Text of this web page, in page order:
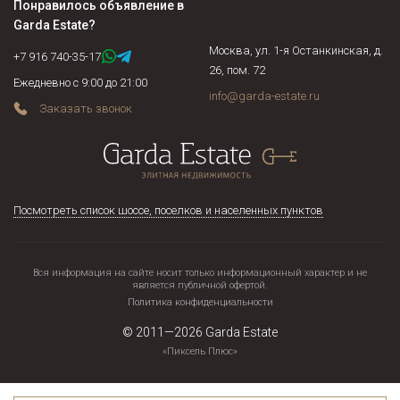
Понравилось объявление в
Garda Estate?
+7 916 740-35-17
Ежедневно с 9:00 до 21:00
Заказать звонок
Москва, ул. 1-я Останкинская, д.
26, пом. 72
info@garda-estate.ru
Посмотреть список шоссе, поселков и населенных пунктов
Вся информация на сайте носит только информационный характер и не
является публичной офертой.
Политика конфиденциальности
© 2011—2026 Garda Estate
«Пиксель Плюс»